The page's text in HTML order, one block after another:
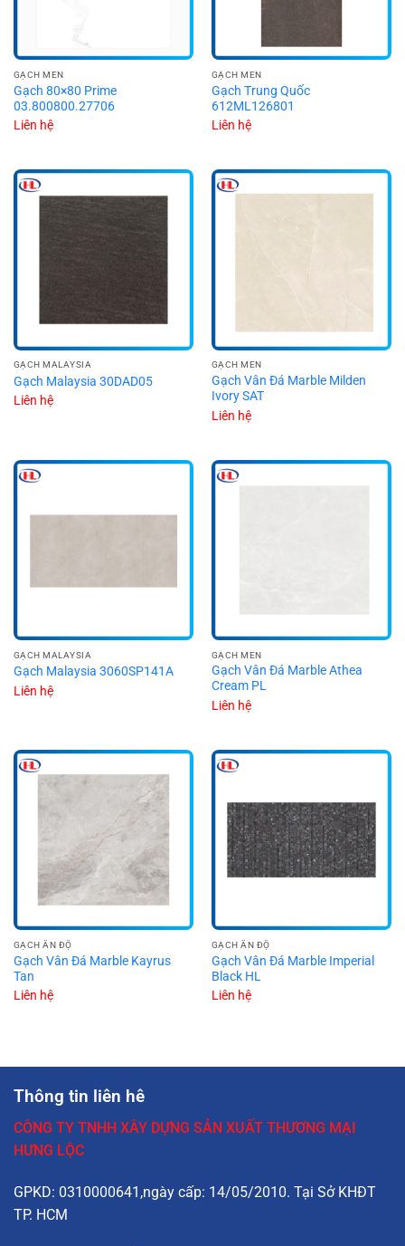
GẠCH MEN
Gạch 80×80 Prime
03.800800.27706
Liên hệ
GẠCH MEN
Gạch Trung Quốc
612ML126801
Liên hệ
GẠCH MALAYSIA
Gạch Malaysia 30DAD05
Liên hệ
GẠCH MEN
Gạch Vân Đá Marble Milden
Ivory SAT
Liên hệ
GẠCH MALAYSIA
Gạch Malaysia 3060SP141A
Liên hệ
GẠCH MEN
Gạch Vân Đá Marble Athea
Cream PL
Liên hệ
GẠCH ẤN ĐỘ
Gạch Vân Đá Marble Kayrus
Tan
Liên hệ
GẠCH ẤN ĐỘ
Gạch Vân Đá Marble Imperial
Black HL
Liên hệ
Thông tin liên hê
CÔNG TY TNHH XÂY DỰNG SẢN XUẤT THƯƠNG MẠI
HƯNG LỘC
GPKD: 0310000641,ngày cấp: 14/05/2010. Tại Sở KHĐT
TP. HCM